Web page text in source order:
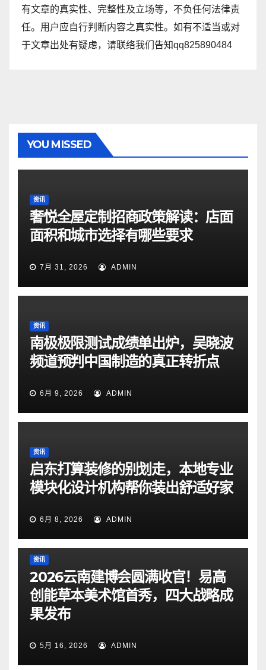
有文章的真实性、完整性及立场等，不负任何法律责
任。用户应自行判断内容之真实性。如有不适当或对
于文章出处有疑虑，请联络我们告知qq825890484
YOU MISSED
资讯
奢悦全屋定制招商政策解读：店面
面积和城市选择有哪些要求
7月 31, 2026 ADMIN
资讯
南极极限测试成绩单出炉，吴晓波
频道预判中国制造的真正转折点
6月 9, 2026 ADMIN
资讯
启东打算装修的别划走，本地专业
模块化设计机构帮你装出舒适好家
6月 8, 2026 ADMIN
资讯
2026云南建博会圆满收官！易高
创能草本美术馆首秀，四大战略成
果发布
5月 16, 2026 ADMIN